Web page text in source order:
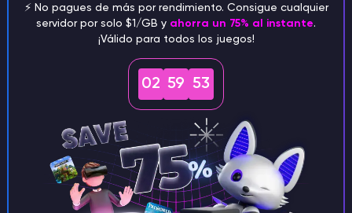
⚡️ No pagues de más por rendimiento. Consigue cualquier
servidor por solo $1/GB y ahorra un 75% al instante.
¡Válido para todos los juegos!
02 59 52